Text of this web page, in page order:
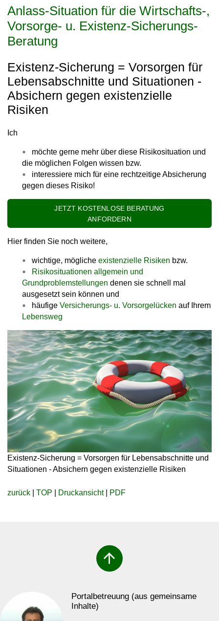
Anlass-Situation für die Wirtschafts-,
Vorsorge- u. Existenz-Sicherungs-
Beratung
Existenz-Sicherung = Vorsorgen für
Lebensabschnitte und Situationen -
Absichern gegen existenzielle
Risiken
Ich
möchte gerne mehr über diese Risikosituation und
die möglichen Folgen wissen bzw.
interessiere mich für eine rechtzeitige Absicherung
gegen dieses Risiko!
JETZT KOSTENLOSE BERATUNG
ANFORDERN
Hier finden Sie noch weitere,
wichtige, mögliche existenzielle Risiken bzw.
Risikosituationen allgemein und
Grundproblemstellungen denen sie schnell mal
ausgesetzt sein können und
häufige Versicherungs- u. Vorsorgelücken auf Ihrem
Lebensweg
Existenz-Sicherung = Vorsorgen für Lebensabschnitte und
Situationen - Absichern gegen existenzielle Risiken
zurück TOP Druckansicht| PDF
arrow_upward
Portalbetreuung (aus gemeinsame
Inhalte)